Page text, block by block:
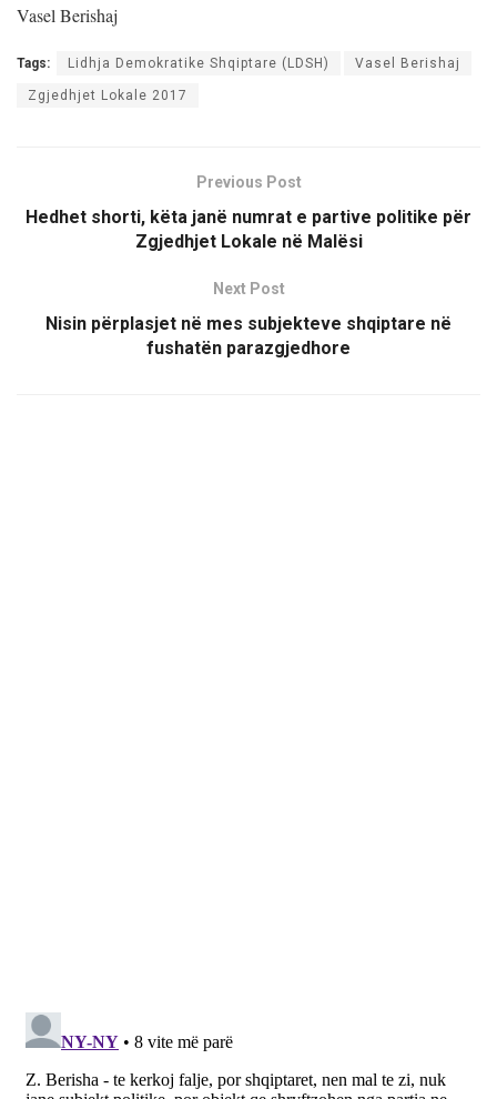
Vasel Berishaj
Tags: Lidhja Demokratike Shqiptare (LDSH) Vasel Berishaj
Zgjedhjet Lokale 2017
Previous Post
Hedhet shorti, këta janë numrat e partive politike për
Zgjedhjet Lokale në Malësi
Next Post
Nisin përplasjet në mes subjekteve shqiptare në
fushatën parazgjedhore